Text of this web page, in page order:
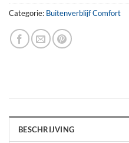
Categorie: Buitenverblijf Comfort
BESCHRIJVING